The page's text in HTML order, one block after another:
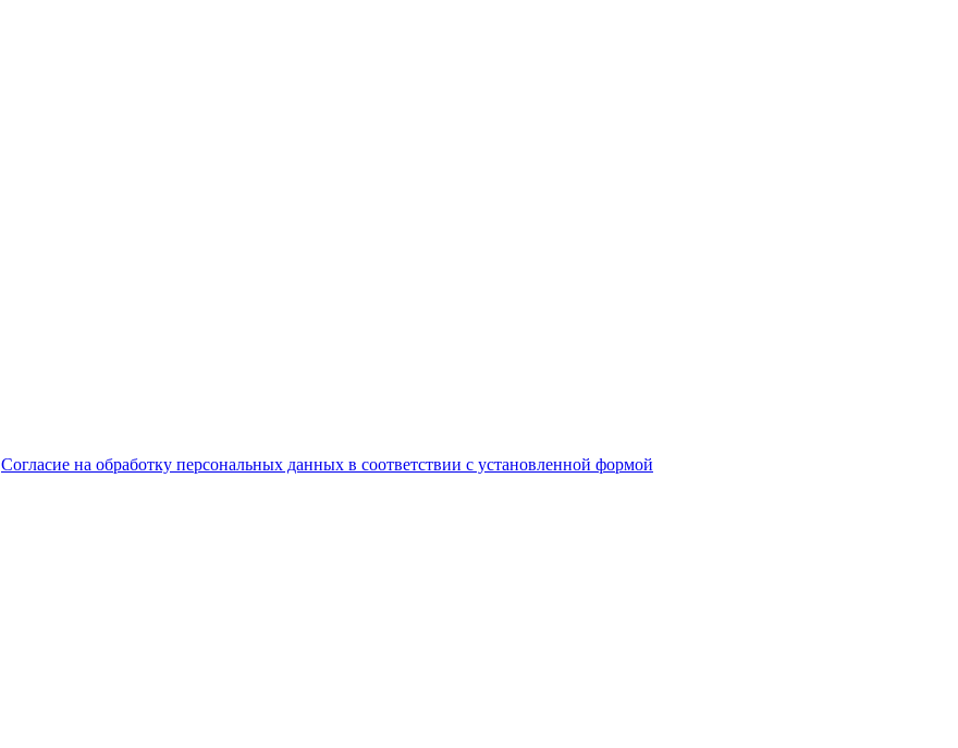
Согласие на обработку персональных данных в соответствии с установленной формой